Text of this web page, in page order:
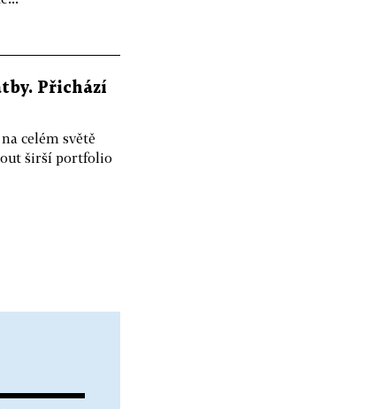
Přichází
celém světě
širší portfolio